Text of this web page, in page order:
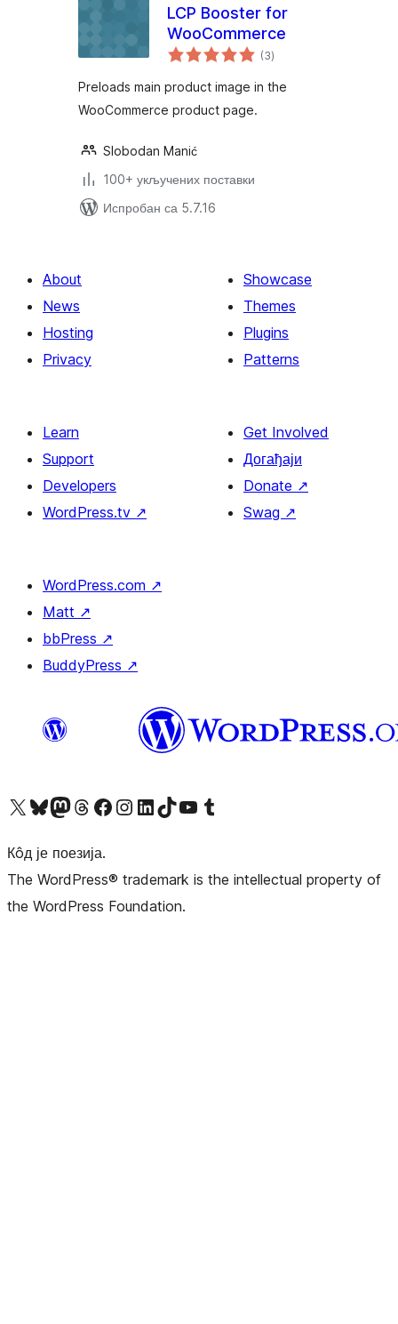
LCP Booster for
WooCommerce
(3укупних
оцена
)
Preloads main product image in the
WooCommerce product page.
Slobodan Manić
100+ укључених поставки
Испробан са 5.7.16
About
News
Hosting
Privacy
Showcase
Themes
Plugins
Patterns
Learn
Support
Developers
WordPress.tv ↗
Get Involved
Догађаји
Donate ↗
Swag ↗
WordPress.com ↗
Matt ↗
bbPress ↗
BuddyPress ↗
Visit our X (formerly Twitter) account
Посетите наш Bluesky налог
Visit our Mastodon account
Посетите наш налог на Threads-у Visit our Facebook pageПосетите наш Инстаграм налог
Visit our LinkedIn account
Посетите наш TikTok налог
Visit our YouTube channel
Посетите наш Tumblr налог
Кôд је поезија.
The WordPress® trademark is the intellectual property of
the WordPress Foundation.